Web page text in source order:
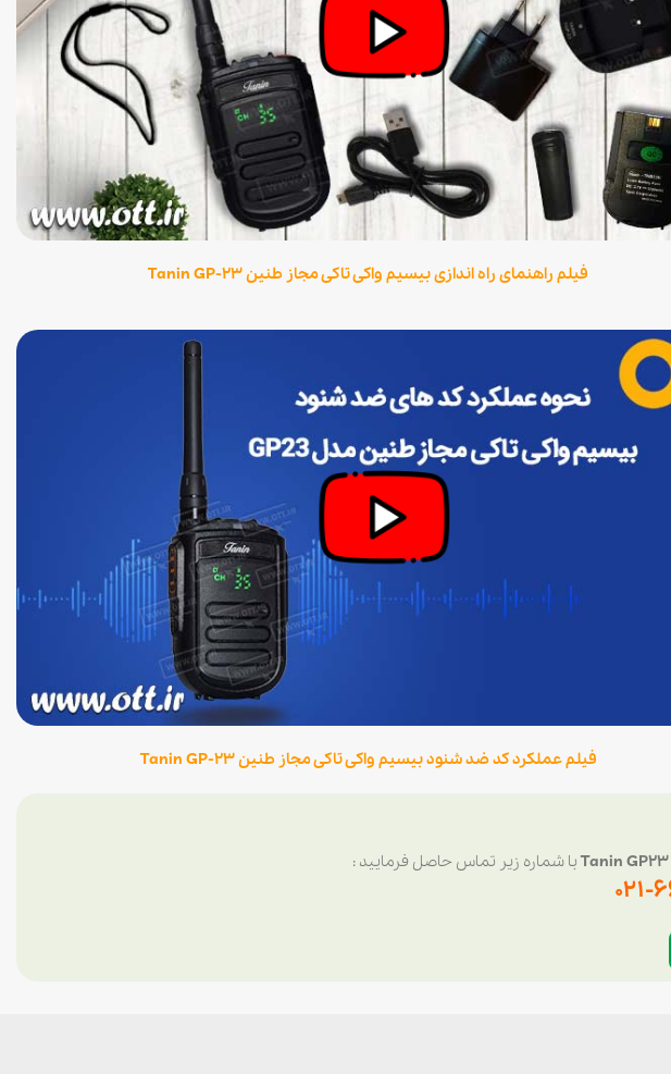
فیلم راهنمای راه اندازی بیسیم واکی تاکی مجاز طنین Tanin GP-23
فیلم عملکرد کد ضد شنود بیسیم واکی تاکی مجاز طنین Tanin GP-23
با شماره زیر تماس حاصل فرمایید :